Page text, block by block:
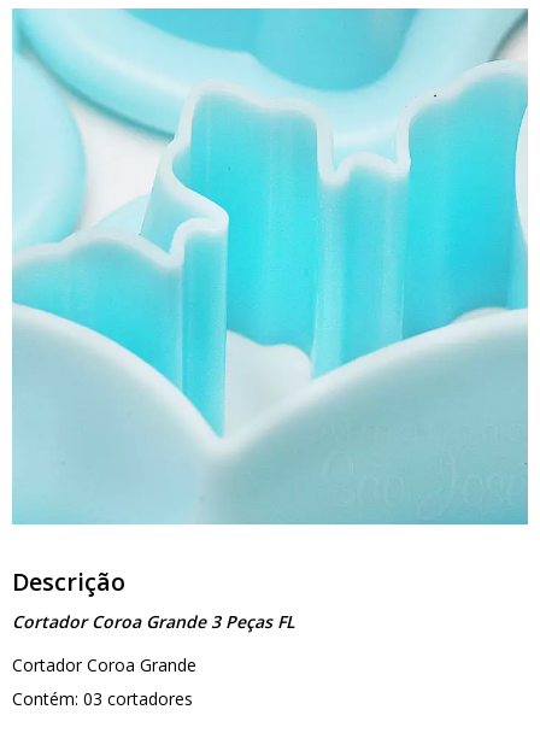
Descrição
Cortador Coroa Grande 3 Peças FL
Cortador Coroa Grande
Contém: 03 cortadores